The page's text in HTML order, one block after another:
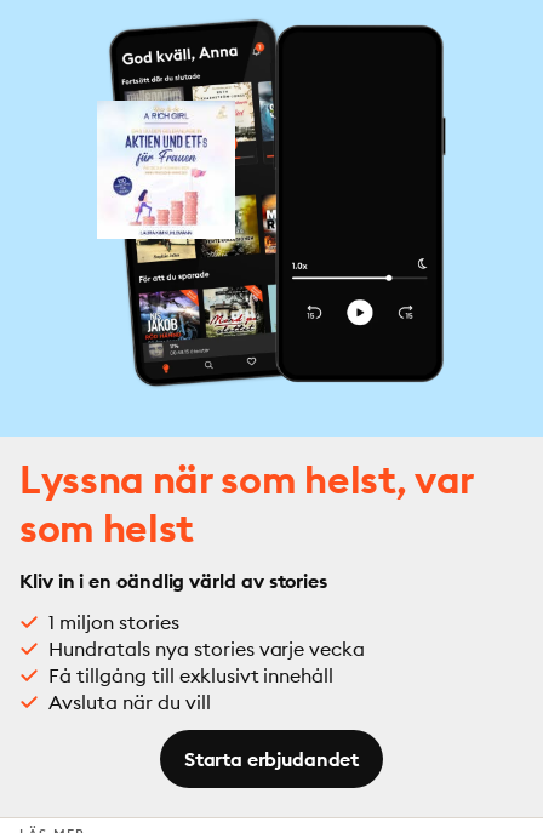
Lyssna när som helst, var
som helst
Kliv in i en oändlig värld av stories
1 miljon stories
Hundratals nya stories varje vecka
Få tillgång till exklusivt innehåll
Avsluta när du vill
Starta erbjudandet